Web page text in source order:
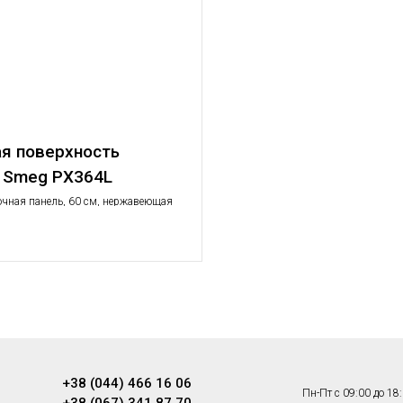
поверхность
PX364L
панель, 60 см, нержавеющая
+38 (044) 466 16 06
Пн-Пт с 09:00 до